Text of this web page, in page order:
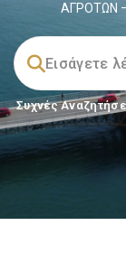
ΑΓΡΟΤΩΝ
Συχνές